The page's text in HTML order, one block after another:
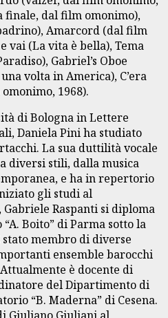
finale, dal film omonimo),
Amarcord (dal film
vai (La vita è bella), Tema
Gabriel’s Oboe
volta in America), C’era
1968).
di Bologna in Lettere
Daniela Pini ha studiato
La sua duttilità vocale
diversi stili, dalla musica
e ha in repertorio
gli studi al
Raspanti si diploma
Boito” di Parma sotto la
membro di diverse
ensemble barocchi
è docente di
del Dipartimento di
“B. Maderna” di Cesena.